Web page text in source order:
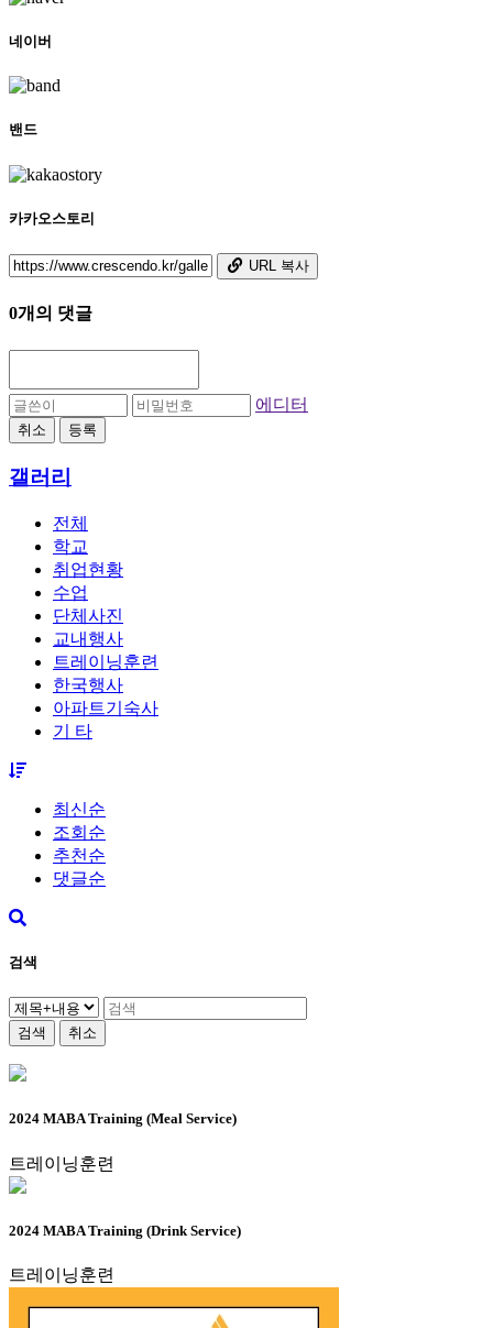
네이버
밴드
카카오스토리
URL 복사
0개의 댓글
에디터
취소 등록
갤러리
전체
학교
취업현황
수업
단체사진
교내행사
트레이닝훈련
한국행사
아파트기숙사
기 타
최신순
조회순
추천순
댓글순
검색
검색 취소
2024 MABA Training (Meal Service)
트레이닝훈련
2024 MABA Training (Drink Service)
트레이닝훈련